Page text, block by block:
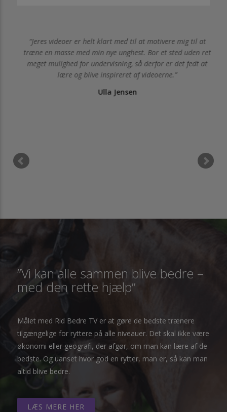
Jeres videoer er helt klart med til at motivere mig til at
træne en masse med min nye unghest. Bor et sted uden ret
meget mulighed for undervisning, så derfor er det fedt at
lære og blive inspireret af videoerne.
Ulla Jensen
”Vi kan alle sammen blive bedre –
med den rette hjælp”
Målet med Rid Bedre TV er at gøre de bedste trænere
tilgængelige for ryttere på alle niveauer. Det skal ikke være
økonomi eller geografi, der afgør, om man kan lære af de
bedste. Og uanset hvor god en rytter, man er, så kan man
altid blive bedre.
LÆS MERE HER